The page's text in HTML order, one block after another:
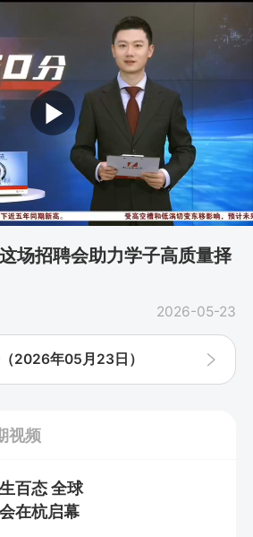
场招聘会助力学子高质量择
2026-05-23
2026年05月23日） 
视频
百态 全球
在杭启幕